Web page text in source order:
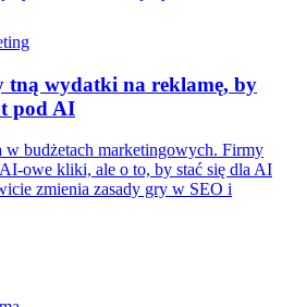
tną wydatki na reklamę, by
pod AI
budżetach marketingowych. Firmy
owe kliki, ale o to, by stać się dla AI
zmienia zasady gry w SEO i